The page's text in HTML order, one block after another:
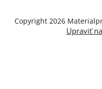
Copyright 2026
Upraviť